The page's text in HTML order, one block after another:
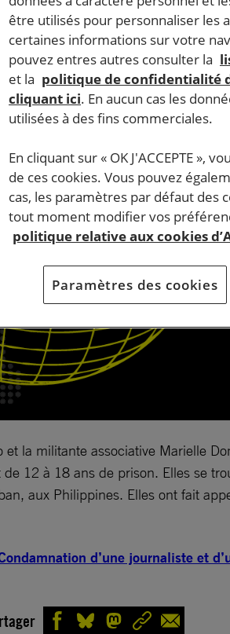
la militante associative Marielle
12 à 18 ans de prison. Elles se
aux Philippines. Elles ont fait
d’une journaliste et
être utilisés pour personnaliser les
certaines informations sur votre
pouvez entres autres consulter la
et la politique de confidentialité
cliquant ici. En aucun cas les
utilisées à des fins commerciales.
En cliquant sur « OK J'ACCEPTE »,
de ces cookies. Vous pouvez
cas, les paramètres par défaut des
tout moment modifier vos
politique relative aux cookies
Paramètres des cookies